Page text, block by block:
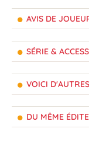
AVIS DE
SÉRIE &
VOICI
DU MÊME